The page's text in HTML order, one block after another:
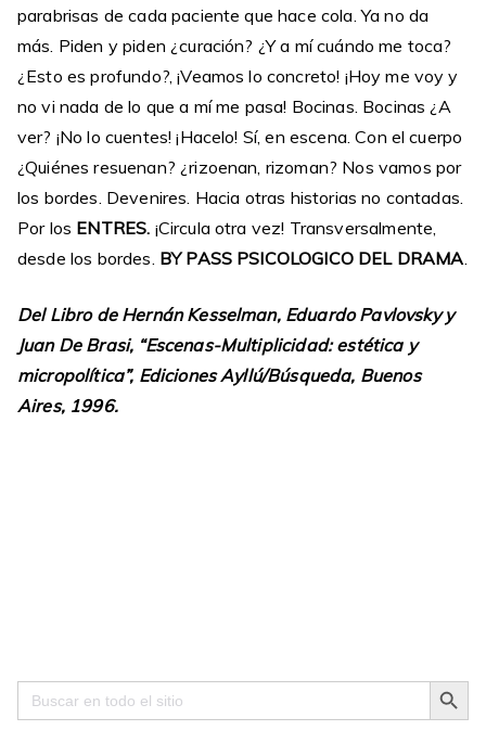
parabrisas de cada paciente que hace cola. Ya no da
más. Piden y piden ¿curación? ¿Y a mí cuándo me toca?
¿Esto es profundo?, ¡Veamos lo concreto! ¡Hoy me voy y
no vi nada de lo que a mí me pasa! Bocinas. Bocinas ¿A
ver? ¡No lo cuentes! ¡Hacelo! Sí, en escena. Con el cuerpo
¿Quiénes resuenan? ¿rizoenan, rizoman? Nos vamos por
los bordes. Devenires. Hacia otras historias no contadas.
Por los ENTRES. ¡Circula otra vez! Transversalmente,
desde los bordes. BY PASS PSICOLOGICO DEL DRAMA.
Del Libro de Hernán Kesselman, Eduardo Pavlovsky y
Juan De Brasi, “Escenas-Multiplicidad: estética y
micropolítica”, Ediciones Ayllú/Búsqueda, Buenos
Aires, 1996.
Search
for:
Search Button